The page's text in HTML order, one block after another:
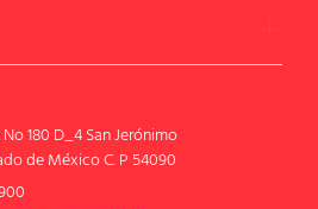
180 D_4 San Jerónimo
de México C. P 54090